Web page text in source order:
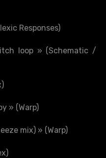
Responses)
loop » (Schematic /
» (Warp)
mix) » (Warp)